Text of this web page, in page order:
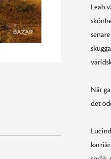
Leah
När
det